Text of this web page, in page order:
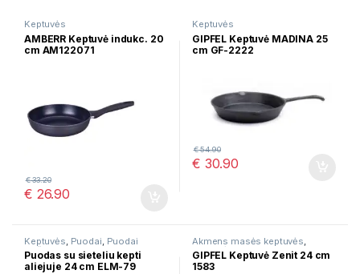
Keptuvės
AMBERR Keptuvė indukc. 20
cm AM122071
€ 26.90
€33.20
Keptuvės
GIPFEL Keptuvė MADINA 25
cm GF-2222
€ 30.90
€54.90
Keptuvės Puodai Puodai
troškinimui
Puodas su sieteliu kepti
aliejuje 24 cm ELM-79
Akmens masės keptuvės
Keptuvės
GIPFEL Keptuvė Zenit 24 cm
1583